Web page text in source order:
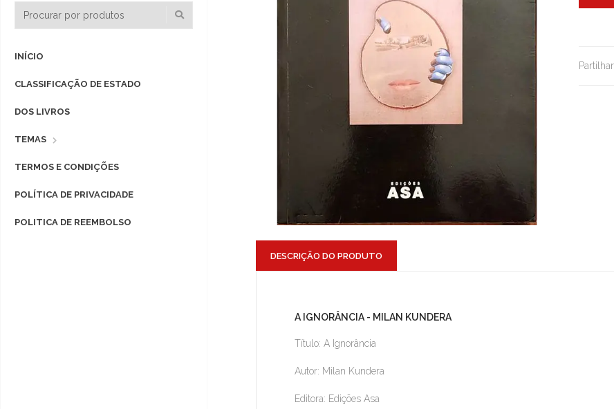
INÍCIO
CLASSIFICAÇÃO DE ESTADO
DOS LIVROS
TEMAS
TERMOS E CONDIÇÕES
POLÍTICA DE PRIVACIDADE
POLITICA DE REEMBOLSO
DESCRIÇÃO DO PRODUTO
A IGNORÂNCIA - MILAN KUNDERA
Título: A Ignorância
Autor: Milan Kundera
Editora: Edições Asa